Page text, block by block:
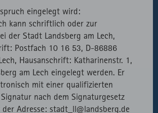
eingelegt wird:
kann schriftlich oder zur
der Stadt Landsberg am Lech,
Postfach 10 16 53, D-86886
Hausanschrift: Katharinenstr. 1,
am Lech eingelegt werden. Er
mit einer qualifizierten
nach dem Signaturgesetz
Adresse: stadt_ll@landsberg.de